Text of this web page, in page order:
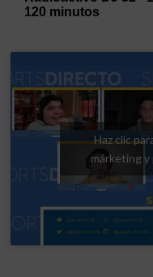
Haz clic
márketing